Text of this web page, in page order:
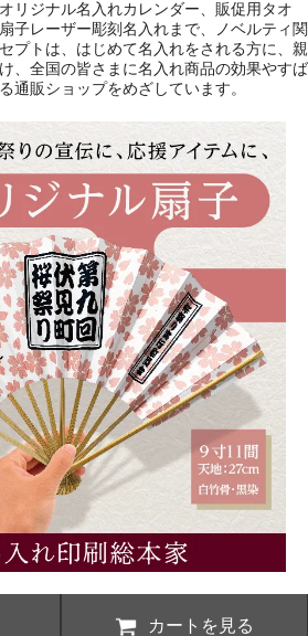
リジナル名入れカレンダー、販促用タオ
子レーザー彫刻名入れまで、ノベルティ関
プトは、はじめて名入れをされる方に、親
、全国の皆さまに名入れ商品の効果やすば
通販ショップをめざしています。
カートを見る